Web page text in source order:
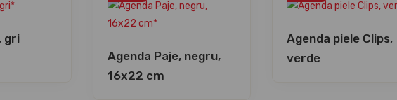
gri
Agenda Paje, negru,
16x22 cm
Agenda piele Clips,
verde